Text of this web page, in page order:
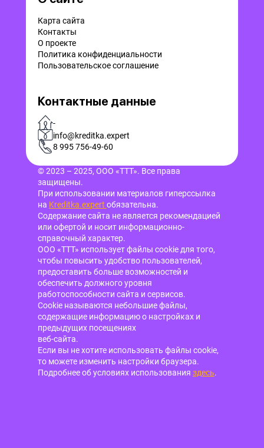
Карта сайта
Контакты
О проекте
Политика конфиденциальности
Пользовательское соглашение
Контактные данные
-
info@kreditka.expert
8 995 756-49-60
© 2023 – 2025, ООО «ТТТ». Все права
защищены.
При использовании материалов гиперссылка
на Kreditka.expert обязательна.
Содержание сайта не является рекомендацией
или офертой и носит информационно-
справочный характер.
ООО «ТТТ» использует файлы cookie для того,
чтобы повысить удобство пользователей,
предоставить больше возможностей и
обеспечить должного уровня
работоспособности сайта и сервисов.
Cookie называются небольшие файлы,
содержащие информацию о настройках и
предыдущих посещениях
веб-сайта.
Если вы не хотите использовать файлы cookie,
то можете изменить настройки браузера.
Подробнее об условиях использования здесь.